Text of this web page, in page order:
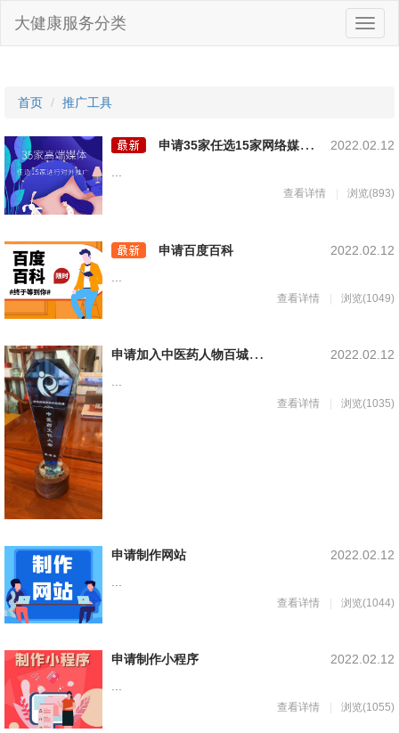
大健康服务分类
首页 推广工具
申
请35家任选15家网络媒体推广宣传
2022.02.12
查看详情 浏览(893)
申请百度百科
2022.02.12
查看详情 浏览(1049)
申
请加入中医药人物百城媒体矩阵展播
2022.02.12
...
查看详情 浏览(1035)
申请制作网站
2022.02.12
查看详情 浏览(1044)
申请制作小程序
2022.02.12
查看详情 浏览(1055)